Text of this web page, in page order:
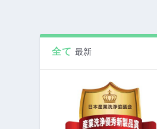
全て 最新